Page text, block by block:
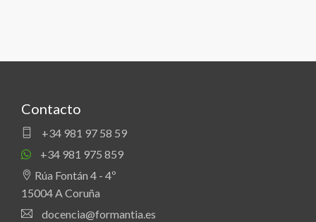
Contacto
+34 981 97 58 59
+34 981 975 859
Rúa Fontán 4 - 4º
15004 A Coruña
docencia@formantia.es